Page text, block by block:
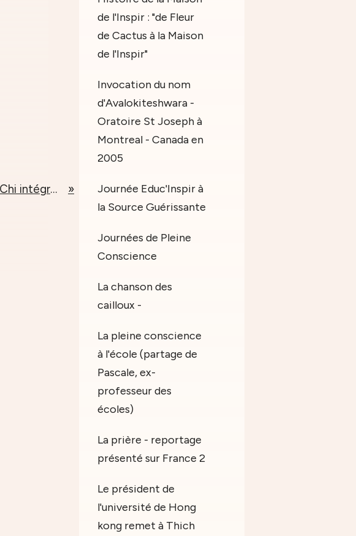
JournéeTai Chi intégral, le 2 juin
de l'Inspir : "de Fleur
de Cactus à la Maison
de l'Inspir"
Invocation du nom
d'Avalokiteshwara -
Oratoire St Joseph à
Montreal - Canada en
2005
Journée Educ'Inspir à
la Source Guérissante
Journées de Pleine
Conscience
La chanson des
cailloux -
La pleine conscience
à l'école (partage de
Pascale, ex-
professeur des
écoles)
La prière - reportage
présenté sur France 2
Le président de
l'université de Hong
kong remet à Thich